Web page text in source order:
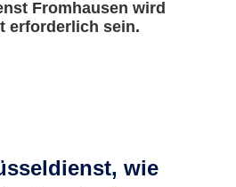
Fromhausen wird
erforderlich sein.
wie